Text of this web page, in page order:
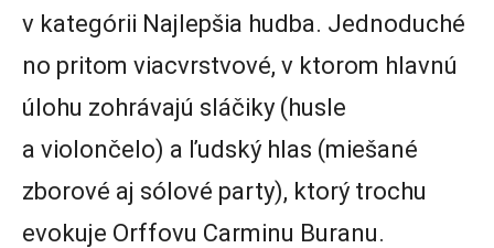
v kategórii Najlepšia hudba. Jednoduché
no pritom viacvrstvové, v ktorom hlavnú
úlohu zohrávajú sláčiky (husle
a violončelo) a ľudský hlas (miešané
zborové aj sólové party), ktorý trochu
evokuje Orffovu Carminu Buranu.